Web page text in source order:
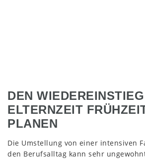
DEN
ELTERNZEIT
PLANEN
Die Umstellung von einer intensiven
den Berufsalltag kann sehr